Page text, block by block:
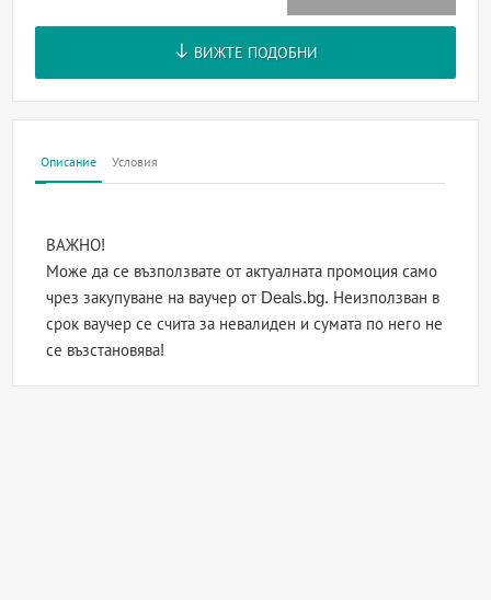
ВИЖТЕ ПОДОБНИ
Описание Условия
ВАЖНО!
Може да се възползвате от актуалната промоция само
чрез закупуване на ваучер от Deals.bg. Неизползван в
срок ваучер се счита за невалиден и сумата по него не
се възстановява!